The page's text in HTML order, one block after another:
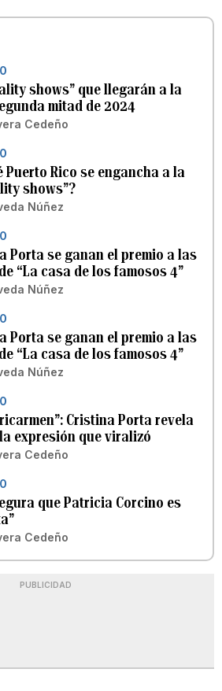
shows” que llegarán a la
mitad de 2024
Cedeño
Puerto Rico se engancha a la
shows”?
Núñez
Porta se ganan el premio a las
“La casa de los famosos 4”
Núñez
Porta se ganan el premio a las
“La casa de los famosos 4”
Núñez
Cristina Porta revela
expresión que viralizó
Cedeño
que Patricia Corcino es
Cedeño
PUBLICIDAD